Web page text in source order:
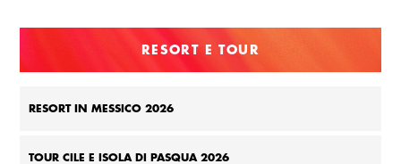
RESORT E TOUR
RESORT IN MESSICO 2026
TOUR CILE E ISOLA DI PASQUA 2026